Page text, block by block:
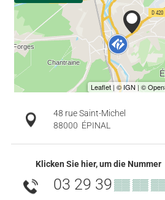
48 rue Saint-Michel
88000 ÉPINAL
Klicken Sie hier, um die Nummer
03 29 39▒▒ ▒▒